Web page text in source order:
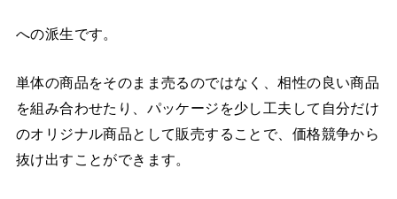
への派生です。
単体の商品をそのまま売るのではなく、相性の良い商品
を組み合わせたり、パッケージを少し工夫して自分だけ
のオリジナル商品として販売することで、価格競争から
抜け出すことができます。